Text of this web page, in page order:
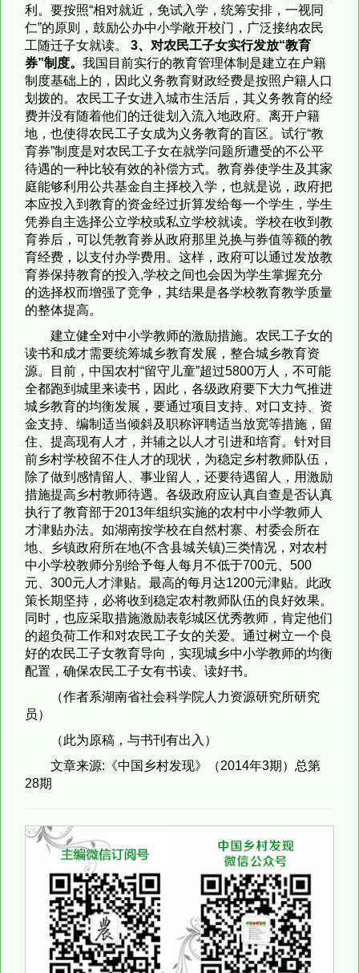
利。要按照“相对就近，免试入学，统筹安排，一视同
仁”的原则，鼓励公办中小学敞开校门，广泛接纳农民
工随迁子女就读。 3、对农民工子女实行发放“教育
券”制度。 我国目前实行的教育管理体制是建立在户籍
制度基础上的，因此义务教育财政经费是按照户籍人口
划拨的。农民工子女进入城市生活后，其义务教育的经
费并没有随着他们的迁徙划入流入地政府。离开户籍
地，也使得农民工子女成为义务教育的盲区。试行“教
育券”制度是对农民工子女在就学问题所遭受的不公平
待遇的一种比较有效的补偿方式。教育券使学生及其家
庭能够利用公共基金自主择校入学，也就是说，政府把
本应投入到教育的资金经过折算发给每一个学生，学生
凭券自主选择公立学校或私立学校就读。学校在收到教
育券后，可以凭教育券从政府那里兑换与券值等额的教
育经费，以支付办学费用。这样，政府可以通过发放教
育券保持教育的投入,学校之间也会因为学生掌握充分
的选择权而增强了竞争，其结果是各学校教育教学质量
的整体提高。
建立健全对中小学教师的激励措施。农民工子女的
读书和成才需要统筹城乡教育发展，整合城乡教育资
源。目前，中国农村“留守儿童”超过5800万人，不可能
全都跑到城里来读书，因此，各级政府要下大力气推进
城乡教育的均衡发展，要通过项目支持、对口支持、资
金支持、编制适当倾斜及职称评聘适当放宽等措施，留
住、提高现有人才，并辅之以人才引进和培育。针对目
前乡村学校留不住人才的现状，为稳定乡村教师队伍，
除了做到感情留人、事业留人，还要待遇留人，用激励
措施提高乡村教师待遇。各级政府应认真自查是否认真
执行了教育部于2013年组织实施的农村中小学教师人
才津贴办法。如湖南按学校在自然村寨、村委会所在
地、乡镇政府所在地(不含县城关镇)三类情况，对农村
中小学校教师分别给予每人每月不低于700元、500
元、300元人才津贴。最高的每月达1200元津贴。此政
策长期坚持，必将收到稳定农村教师队伍的良好效果。
同时，也应采取措施激励表彰城区优秀教师，肯定他们
的超负荷工作和对农民工子女的关爱。通过树立一个良
好的农民工子女教育导向，实现城乡中小学教师的均衡
配置，确保农民工子女有书读、读好书。
（作者系湖南省社会科学院人力资源研究所研究
员）
（此为原稿，与书刊有出入）
文章来源:《中国乡村发现》（2014年3期）总第
28期